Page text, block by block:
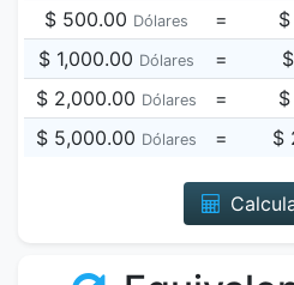
$ 500.00 Dólares =
$ 1,000.00 Dólares =
$ 2,000.00 Dólares =
$ 5,000.00 Dólares = $